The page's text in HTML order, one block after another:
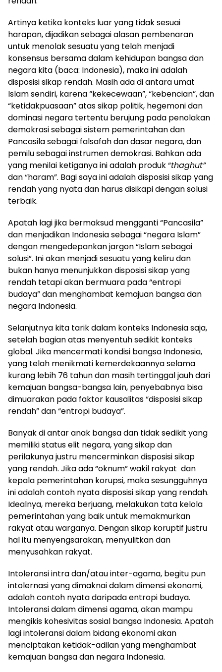
Artinya ketika konteks luar yang tidak sesuai
harapan, dijadikan sebagai alasan pembenaran
untuk menolak sesuatu yang telah menjadi
konsensus bersama dalam kehidupan bangsa dan
negara kita (baca: Indonesia), maka ini adalah
disposisi sikap rendah. Masih ada di antara umat
Islam sendiri, karena “kekecewaan”, “kebencian”, dan
“ketidakpuasaan” atas sikap politik, hegemoni dan
dominasi negara tertentu berujung pada penolakan
demokrasi sebagai sistem pemerintahan dan
Pancasila sebagai falsafah dan dasar negara, dan
pemilu sebagai instrumen demokrasi. Bahkan ada
yang menilai ketiganya ini adalah produk “thaghut”
dan “haram”. Bagi saya ini adalah disposisi sikap yang
rendah yang nyata dan harus disikapi dengan solusi
terbaik.
Apatah lagi jika bermaksud mengganti “Pancasila”
dan menjadikan Indonesia sebagai “negara Islam”
dengan mengedepankan jargon “Islam sebagai
solusi”. Ini akan menjadi sesuatu yang keliru dan
bukan hanya menunjukkan disposisi sikap yang
rendah tetapi akan bermuara pada “entropi
budaya” dan menghambat kemajuan bangsa dan
negara Indonesia.
Selanjutnya kita tarik dalam konteks Indonesia saja,
setelah bagian atas menyentuh sedikit konteks
global. Jika mencermati kondisi bangsa Indonesia,
yang telah menikmati kemerdekaannya selama
kurang lebih 76 tahun dan masih tertinggal jauh dari
kemajuan bangsa-bangsa lain, penyebabnya bisa
dimuarakan pada faktor kausalitas “disposisi sikap
rendah” dan “entropi budaya”.
Banyak di antar anak bangsa dan tidak sedikit yang
memiliki status elit negara, yang sikap dan
perilakunya justru mencerminkan disposisi sikap
yang rendah. Jika ada “oknum” wakil rakyat dan
kepala pemerintahan korupsi, maka sesungguhnya
ini adalah contoh nyata disposisi sikap yang rendah.
Idealnya, mereka berjuang, melakukan tata kelola
pemerintahan yang baik untuk memakmurkan
rakyat atau warganya. Dengan sikap koruptif justru
hal itu menyengsarakan, menyulitkan dan
menyusahkan rakyat.
Intoleransi intra dan/atau inter-agama, begitu pun
intolernasi yang dimaknai dalam dimensi ekonomi,
adalah contoh nyata daripada entropi budaya.
Intoleransi dalam dimensi agama, akan mampu
mengikis kohesivitas sosial bangsa Indonesia. Apatah
lagi intoleransi dalam bidang ekonomi akan
menciptakan ketidak-adilan yang menghambat
kemajuan bangsa dan negara Indonesia.